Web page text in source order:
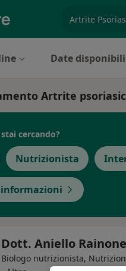
Date disponibili
Artrite
cercando?
Nutrizionista
Dott. Aniello Rainone
Biologo nutrizionista,